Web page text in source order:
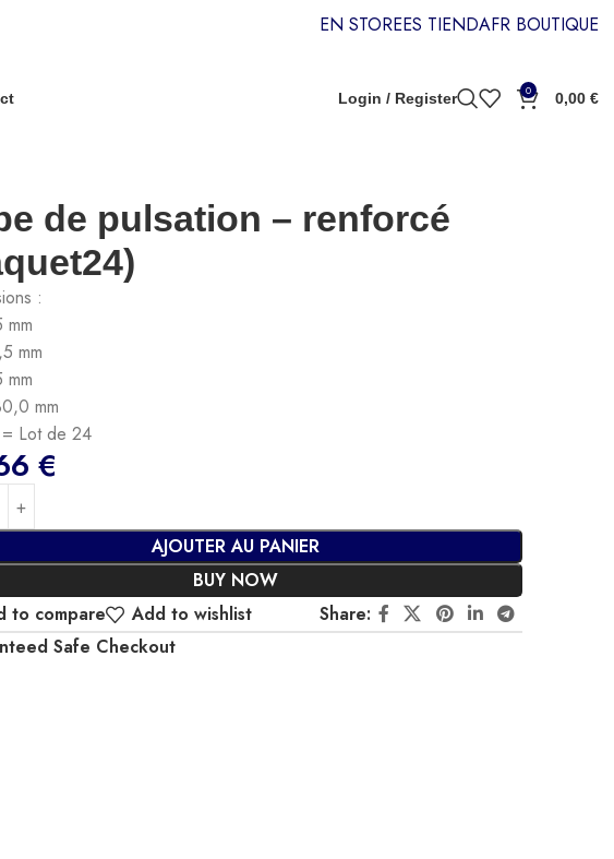
EN STOREES TIENDAFR BOUTIQUE
Login / Register 0 0,00 €
de pulsation – renforcé
:
mm
mm
mm
= Lot de 24
€
AJOUTER AU PANIER
BUY NOW
to compare
Add to wishlist
Share:
Safe Checkout